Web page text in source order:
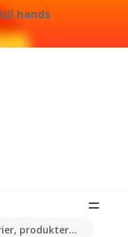
hands
produkter...